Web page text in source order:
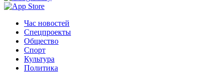
Час новостей
Спецпроекты
Общество
Спорт
Культура
Политика